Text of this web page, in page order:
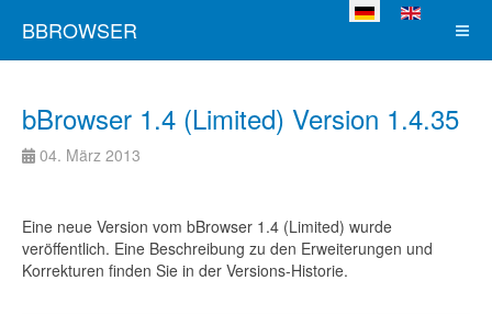
BBROWSER
Sprache auswählen
bBrowser 1.4 (Limited) Version 1.4.35
04. März 2013
Eine neue Version vom bBrowser 1.4 (Limited) wurde
veröffentlich. Eine Beschreibung zu den Erweiterungen und
Korrekturen finden Sie in der Versions-Historie.